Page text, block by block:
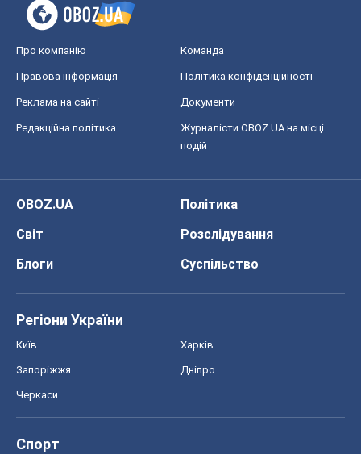
Про компанію Команда
Правова інформація Політика конфіденційності
Реклама на сайті Документи
Редакційна політика
Журналісти OBOZ.UA на місці
подій
OBOZ.UA
Політика
Світ
Розслідування
Блоги
Суспільство
Регіони України
Київ Харків
Запоріжжя Дніпро
Черкаси
Спорт